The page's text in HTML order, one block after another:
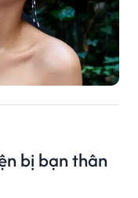
bị bạn thân